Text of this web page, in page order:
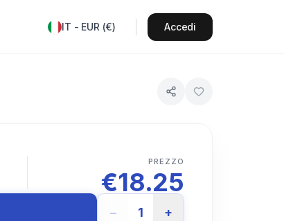
IT - EUR (€) Accedi
PREZZO
€18.25
− 1 +